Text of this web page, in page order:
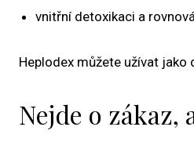
vnitřní detoxikaci a
Heplodex můžete užívat
Nejde o zákaz,